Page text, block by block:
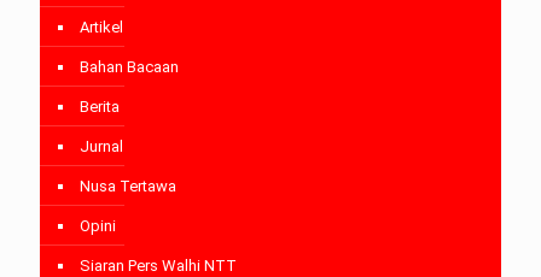
Artikel
Bahan Bacaan
Berita
Jurnal
Nusa Tertawa
Opini
Siaran Pers Walhi NTT